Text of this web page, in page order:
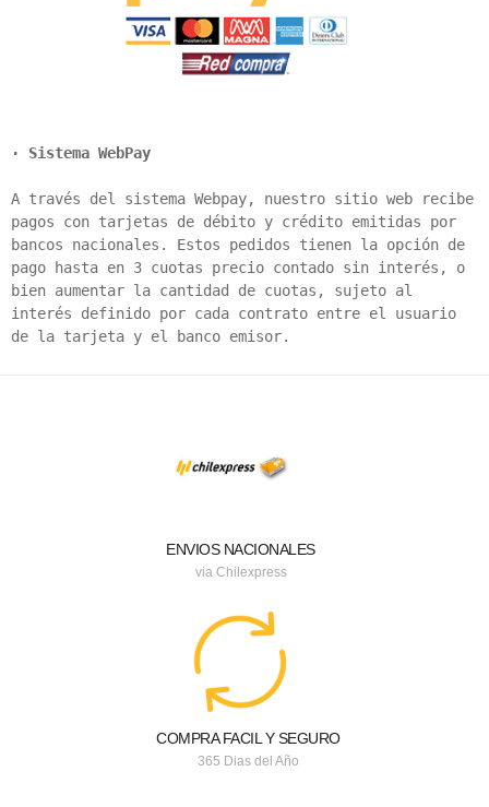
· Sistema WebPay
A través del sistema Webpay, nuestro sitio web recibe
pagos con tarjetas de débito y crédito emitidas por
bancos nacionales. Estos pedidos tienen la opción de
pago hasta en 3 cuotas precio contado sin interés, o
bien aumentar la cantidad de cuotas, sujeto al
interés definido por cada contrato entre el usuario
de la tarjeta y el banco emisor.
ENVIOS NACIONALES
via Chilexpress
COMPRA FACIL Y SEGURO
365 Dias del Año